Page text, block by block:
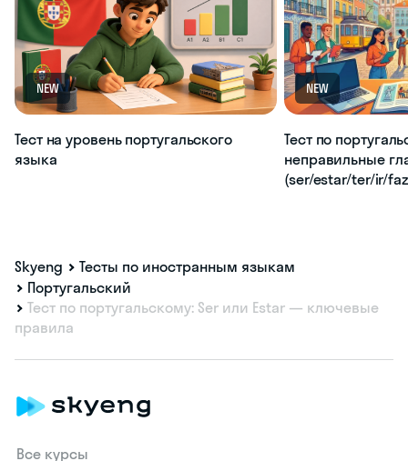
NEW
Тест на уровень португальского
языка
NEW
Тест по
неправильные
(ser/estar/ter/ir/
Skyeng
Тесты по иностранным языкам
Португальский
Тест по португальскому: Ser или Estar — ключевые
правила
Все курсы